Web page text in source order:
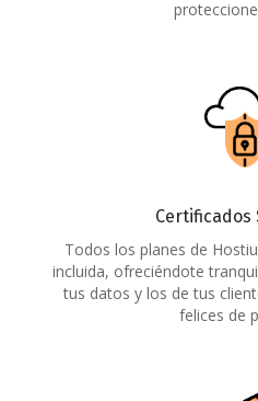
Certificados
Todos los planes de
incluida, ofreciéndote
tus datos y los de tus
felices de